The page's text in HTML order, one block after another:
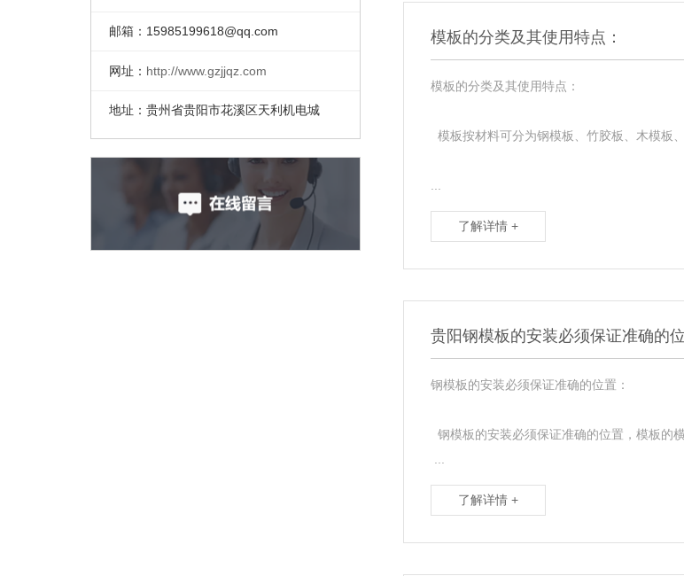
邮箱： 15985199618@qq.com
网址： http://www.gzjjqz.com
地址：贵州省贵阳市花溪区天利机电城
模板的分类及其使用特点：
模板的分类及其使用特点：
模板按材料可分为钢模板、竹胶板、木模板
了解详情 +
贵阳钢模板的安装必须保证准确的位
钢模板的安装必须保证准确的位置：
钢模板的安装必须保证准确的位置，模板的
了解详情 +